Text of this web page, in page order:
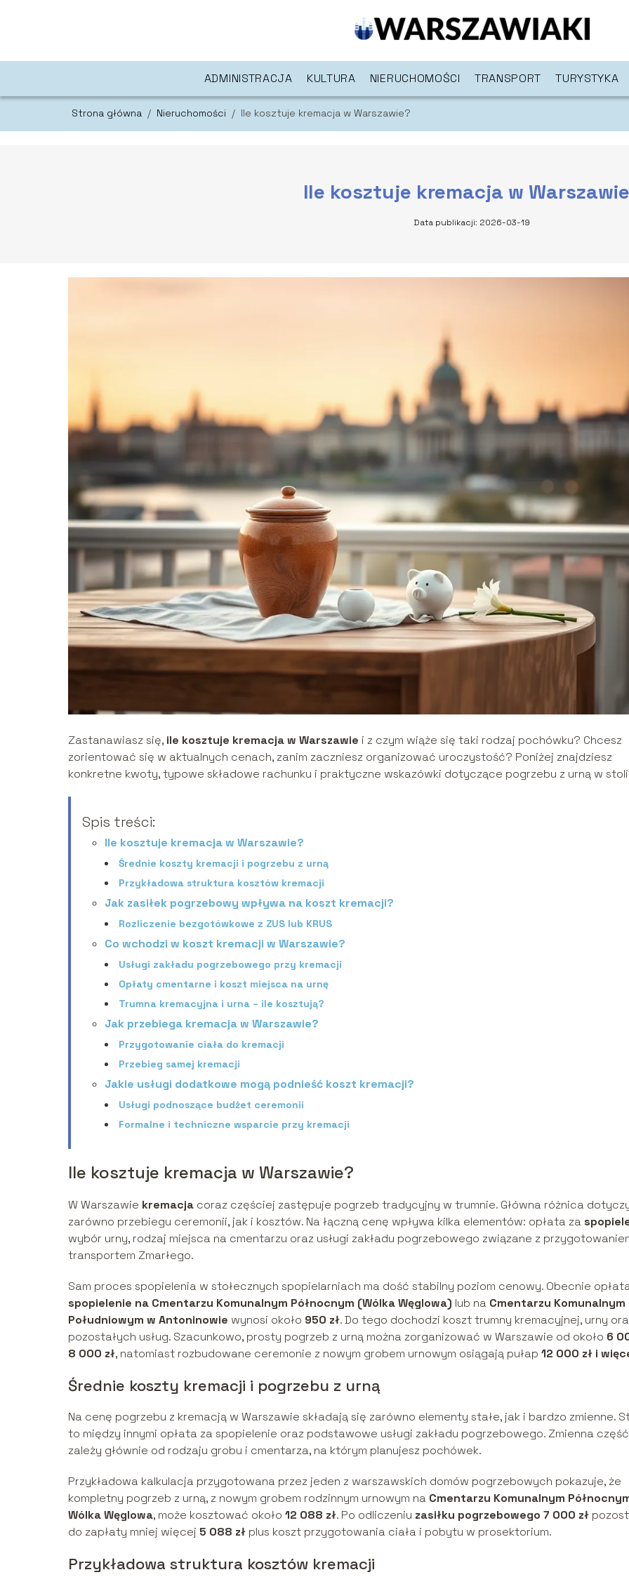
ADMINISTRACJA KULTURA NIERUCHOMOŚCI TRANSPORT TURYSTYKA
Strona główna / Nieruchomości / Ile kosztuje kremacja w Warszawie?
Ile kosztuje kremacja w
Data publikacji: 2026-03-19
Zastanawiasz się, ile kosztuje kremacja w Warszawie i z czym wiąże się taki rodzaj pochówku? Chcesz
zorientować się w aktualnych cenach, zanim zaczniesz organizować uroczystość? Poniżej znajdziesz
konkretne kwoty, typowe składowe rachunku i praktyczne wskazówki dotyczące pogrzebu z urną w
Spis treści:
Ile kosztuje kremacja w Warszawie?
Średnie koszty kremacji i pogrzebu z urną
Przykładowa struktura kosztów kremacji
Jak zasiłek pogrzebowy wpływa na koszt kremacji?
Rozliczenie bezgotówkowe z ZUS lub KRUS
Co wchodzi w koszt kremacji w Warszawie?
Usługi zakładu pogrzebowego przy kremacji
Opłaty cmentarne i koszt miejsca na urnę
Trumna kremacyjna i urna – ile kosztują?
Jak przebiega kremacja w Warszawie?
Przygotowanie ciała do kremacji
Przebieg samej kremacji
Jakie usługi dodatkowe mogą podnieść koszt kremacji?
Usługi podnoszące budżet ceremonii
Formalne i techniczne wsparcie przy kremacji
Ile kosztuje kremacja w Warszawie?
W Warszawie kremacja coraz częściej zastępuje pogrzeb tradycyjny w trumnie. Główna różnica
zarówno przebiegu ceremonii, jak i kosztów. Na łączną cenę wpływa kilka elementów: opłata za
wybór urny, rodzaj miejsca na cmentarzu oraz usługi zakładu pogrzebowego związane z
transportem Zmarłego.
Sam proces spopielenia w stołecznych spopielarniach ma dość stabilny poziom cenowy. Obecnie
spopielenie na Cmentarzu Komunalnym Północnym (Wólka Węglowa) lub na Cmentarzu Komunalnym
Południowym w Antoninowie wynosi około 950 zł. Do tego dochodzi koszt trumny kremacyjnej, urny
pozostałych usług. Szacunkowo, prosty pogrzeb z urną można zorganizować w Warszawie od około 6
8 000 zł, natomiast rozbudowane ceremonie z nowym grobem urnowym osiągają pułap 12 000 zł i
Średnie koszty kremacji i pogrzebu z urną
Na cenę pogrzebu z kremacją w Warszawie składają się zarówno elementy stałe, jak i bardzo zmienne.
to między innymi opłata za spopielenie oraz podstawowe usługi zakładu pogrzebowego. Zmienna część
zależy głównie od rodzaju grobu i cmentarza, na którym planujesz pochówek.
Przykładowa kalkulacja przygotowana przez jeden z warszawskich domów pogrzebowych pokazuje, że
kompletny pogrzeb z urną, z nowym grobem rodzinnym urnowym na Cmentarzu Komunalnym
Wólka Węglowa, może kosztować około 12 088 zł. Po odliczeniu zasiłku pogrzebowego 7 000 zł
do zapłaty mniej więcej 5 088 zł plus koszt przygotowania ciała i pobytu w prosektorium.
Przykładowa struktura kosztów kremacji